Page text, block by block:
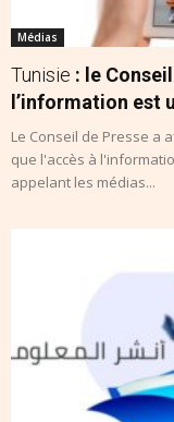
Médias
Tunisie : le
l’information est
Le Conseil de Presse a
que l'accès à
appelant les médias...